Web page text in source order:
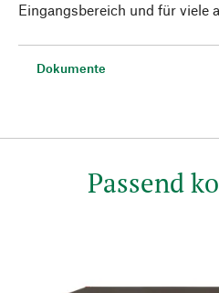
Eingangsbereich und für viele
Dokumente
Passend